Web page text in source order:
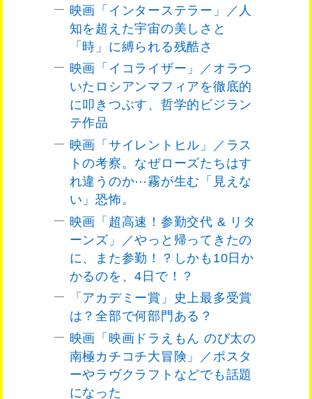
映画「インターステラー」／人
知を超えた宇宙の美しさと
「時」に縛られる残酷さ
映画「イコライザー」／オラつ
いたロシアンマフィアを徹底的
に叩きつぶす、哲学的ビジラン
テ作品
映画「サイレントヒル」／ラス
トの考察。なぜローズたちはす
れ違うのか⋯霧が生む「見えな
い」恐怖。
映画「超高速！参勤交代 & リタ
ーンズ」／やっと帰ってきたの
に、また参勤！？しかも10日か
かるのを、4日で！？
「アカデミー賞」史上最多受賞
は？全部で何部門ある？
映画「映画ドラえもん のび太の
南極カチコチ大冒険」／ポスタ
ーやラヴクラフトなどでも話題
になった